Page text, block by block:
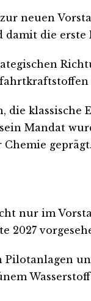
neuen
die erste
die
Mandat
geprägt.
nur im
2027
Pilotanlagen